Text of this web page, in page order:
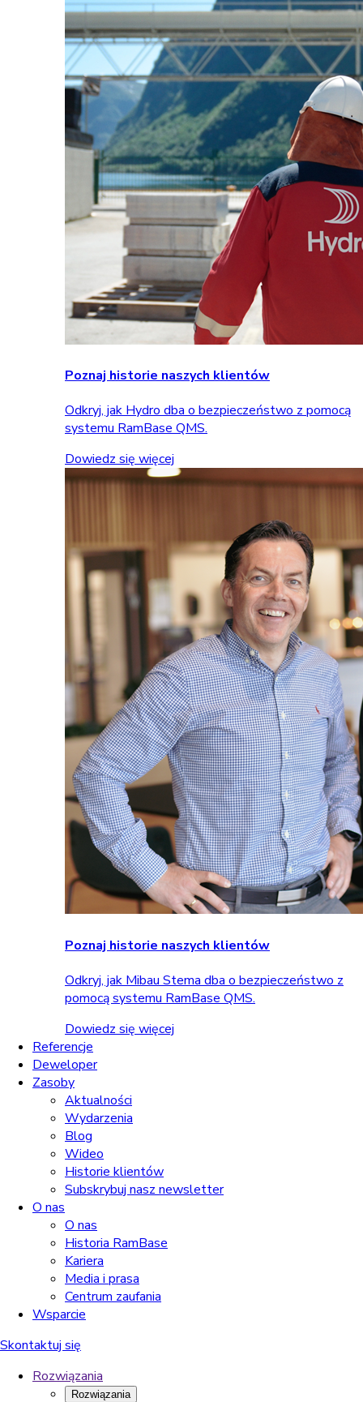
Poznaj historie naszych klientów
Odkryj, jak Hydro dba o bezpieczeństwo z pomocą
systemu RamBase QMS.
Dowiedz się więcej
Poznaj historie naszych klientów
Odkryj, jak Mibau Stema dba o bezpieczeństwo z
pomocą systemu RamBase QMS.
Dowiedz się więcej
Referencje
Deweloper
Zasoby
Aktualności
Wydarzenia
Blog
Wideo
Historie klientów
Subskrybuj nasz newsletter
O nas
O nas
Historia RamBase
Kariera
Media i prasa
Centrum zaufania
Wsparcie
Skontaktuj się
Rozwiązania
Rozwiązania